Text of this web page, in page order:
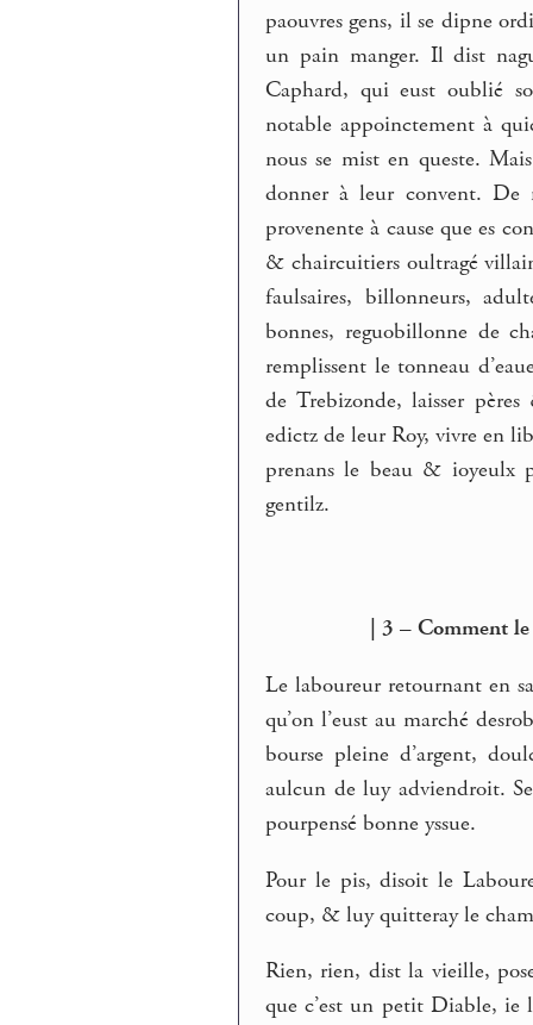
paouvres gens, il se dipne
un pain manger. Il dist
Caphard, qui eust oublié
notable appoinctement à
nous se mist en queste.
donner à leur convent. De
provenente à cause que es
& chaircuitiers oultragé
faulsaires, billonneurs,
bonnes, reguobillonne de
remplissent le tonneau
de Trebizonde, laisser
edictz de leur Roy, vivre en
prenans le beau & ioyeulx
gentilz.
| 3 – Comment
Le laboureur retournant en
qu’on l’eust au marché
bourse pleine d’argent,
aulcun de luy adviendroit.
pourpensé bonne yssue.
Pour le pis, disoit le
coup, & luy quitteray le
Rien, rien, dist la vieille,
que c’est un petit Diable, ie